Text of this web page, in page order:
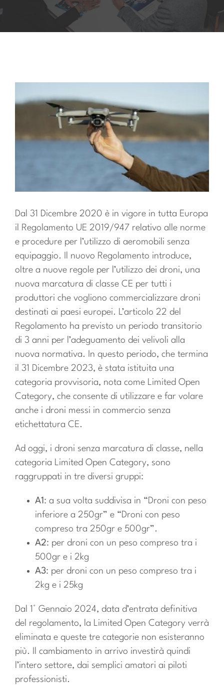
Dal 31 Dicembre 2020 è in vigore in tutta Europa
il Regolamento UE 2019/947 relativo alle norme
e procedure per l’utilizzo di aeromobili senza
equipaggio. Il nuovo Regolamento introduce,
oltre a nuove regole per l’utilizzo dei droni, una
nuova marcatura di classe CE per tutti i
produttori che vogliono commercializzare droni
destinati ai paesi europei. L’articolo 22 del
Regolamento ha previsto un periodo transitorio
di 3 anni per l’adeguamento dei velivoli alla
nuova normativa. In questo periodo, che termina
il 31 Dicembre 2023, è stata istituita una
categoria provvisoria, nota come Limited Open
Category, che consente di utilizzare e far volare
anche i droni messi in commercio senza
etichettatura CE.
Ad oggi, i droni senza marcatura di classe, nella
categoria Limited Open Category, sono
raggruppati in tre diversi gruppi:
A1 : a sua volta suddivisa in “Droni con peso
inferiore a 250gr” e “Droni con peso
compreso tra 250gr e 500gr”.
A2: per droni con un peso compreso tra i
500gr e i 2kg
A3: per droni con un peso compreso tra i
2kg e i 25kg
Dal 1° Gennaio 2024, data d’entrata definitiva
del regolamento, la Limited Open Category verrà
eliminata e queste tre categorie non esisteranno
più. Il cambiamento in arrivo investirà quindi
l’intero settore, dai semplici amatori ai piloti
professionisti.